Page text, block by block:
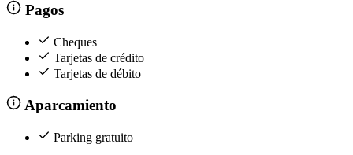
Pagos
Cheques
Tarjetas de crédito
Tarjetas de débito
Aparcamiento
Parking gratuito